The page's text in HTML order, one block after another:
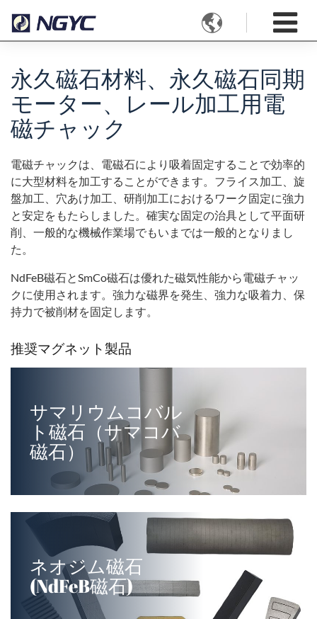

永久磁石材料、永久磁石同期
モーター、レール加工用電
磁チャック
電磁チャックは、電磁石により吸着固定することで効率的
に大型材料を加工することができます。フライス加工、旋
盤加工、穴あけ加工、研削加工におけるワーク固定に強力
と安定をもたらしました。確実な固定の治具として平面研
削、一般的な機械作業場でもいまでは一般的となりまし
た。
NdFeB磁石とSmCo磁石は優れた磁気性能から電磁チャッ
クに使用されます。強力な磁界を発生、強力な吸着力、保
持力で被削材を固定します。
推奨マグネット製品
サマリウムコバル
ト磁石（サマコバ
磁石）
ネオジム磁石
(NdFeB磁石)